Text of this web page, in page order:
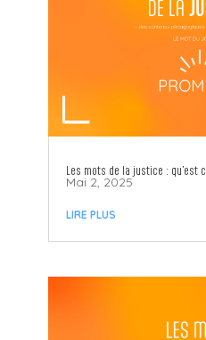
Les mots de la justice : qu’est
Mai 2, 2025
LIRE PLUS